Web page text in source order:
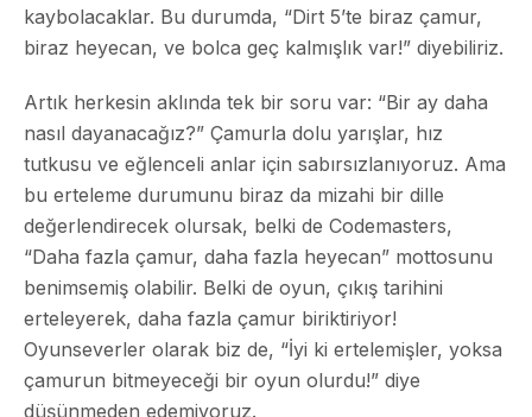
kaybolacaklar. Bu durumda, “Dirt 5’te biraz çamur,
biraz heyecan, ve bolca geç kalmışlık var!” diyebiliriz.
Artık herkesin aklında tek bir soru var: “Bir ay daha
nasıl dayanacağız?” Çamurla dolu yarışlar, hız
tutkusu ve eğlenceli anlar için sabırsızlanıyoruz. Ama
bu erteleme durumunu biraz da mizahi bir dille
değerlendirecek olursak, belki de Codemasters,
“Daha fazla çamur, daha fazla heyecan” mottosunu
benimsemiş olabilir. Belki de oyun, çıkış tarihini
erteleyerek, daha fazla çamur biriktiriyor!
Oyunseverler olarak biz de, “İyi ki ertelemişler, yoksa
çamurun bitmeyeceği bir oyun olurdu!” diye
düşünmeden edemiyoruz.